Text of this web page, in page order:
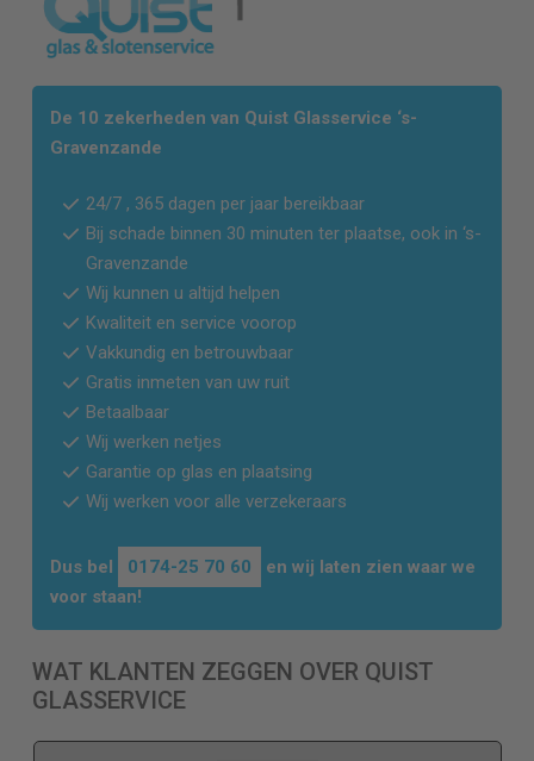
De 10 zekerheden van Quist Glasservice ‘s-
Gravenzande
24/7 , 365 dagen per jaar bereikbaar
Bij schade binnen 30 minuten ter plaatse, ook in ‘s-
Gravenzande
Wij kunnen u altijd helpen
Kwaliteit en service voorop
Vakkundig en betrouwbaar
Gratis inmeten van uw ruit
Betaalbaar
Wij werken netjes
Garantie op glas en plaatsing
Wij werken voor alle verzekeraars
Dus bel 0174-25 70 60
en wij laten zien waar we
voor staan!
WAT KLANTEN ZEGGEN OVER QUIST
GLASSERVICE